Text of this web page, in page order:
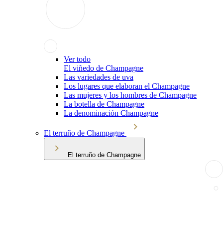
Ver todo
El viñedo de Champagne
Las variedades de uva
Los lugares que elaboran el Champagne
Las mujeres y los hombres de Champagne
La botella de Champagne
La denominación Champagne
El terruño de Champagne
El terruño de Champagne